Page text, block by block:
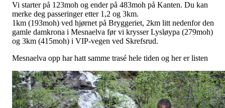
Vi starter på 123moh og ender på 483moh på Kanten. Du kan
merke deg passeringer etter 1,2 og 3km.
1km (193moh) ved hjørnet på Bryggeriet, 2km litt nedenfor den
gamle damkrona i Mesnaelva før vi krysser Lysløypa (279moh)
og 3km (415moh) i VIP-vegen ved Skrefsrud.
Mesnaelva opp har hatt samme trasé hele tiden og her er listen